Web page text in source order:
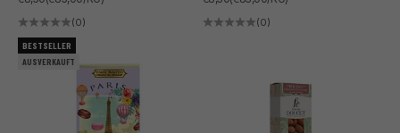
(0) (0)
BESTSELLER
AUSVERKAUFT